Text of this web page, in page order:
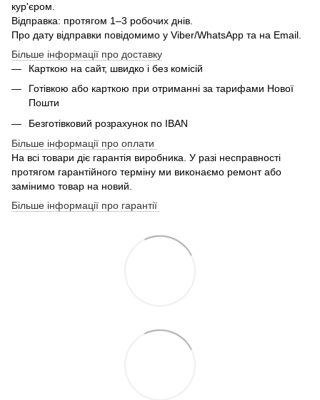
кур'єром.
Відправка: протягом 1–3 робочих днів.
Про дату відправки повідомимо у Viber/WhatsApp та на Email.
Більше інформації про доставку
Карткою на сайт, швидко і без комісій
Готівкою або карткою при отриманні за тарифами Нової
Пошти
Безготівковий розрахунок по IBAN
Більше інформації про оплати
На всі товари діє гарантія виробника. У разі несправності
протягом гарантійного терміну ми виконаємо ремонт або
замінимо товар на новий.
Більше інформації про гарантії